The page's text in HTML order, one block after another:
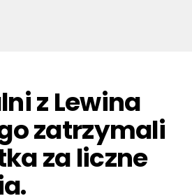
z Lewina
zatrzymali
za liczne